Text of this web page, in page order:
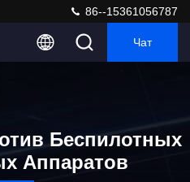
86--15361056787
Чат
Беспилотных
Аппаратов